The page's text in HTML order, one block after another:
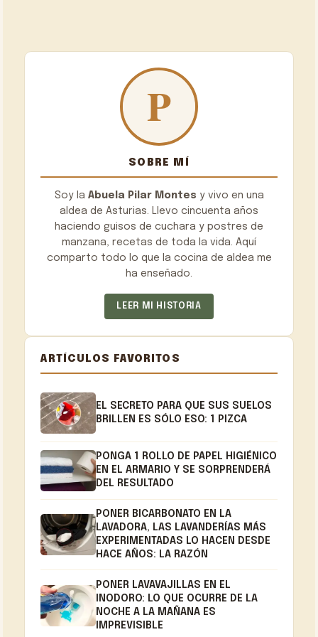
SOBRE MÍ
Soy la Abuela Pilar Montes y vivo en una
aldea de Asturias. Llevo cincuenta años
haciendo guisos de cuchara y postres de
manzana, recetas de toda la vida. Aquí
comparto todo lo que la cocina de aldea me
ha enseñado.
LEER MI HISTORIA
ARTÍCULOS FAVORITOS
EL SECRETO PARA QUE SUS SUELOS
BRILLEN ES SÓLO ESO: 1 PIZCA
PONGA 1 ROLLO DE PAPEL HIGIÉNICO
EN EL ARMARIO Y SE SORPRENDERÁ
DEL RESULTADO
PONER BICARBONATO EN LA
LAVADORA, LAS LAVANDERÍAS MÁS
EXPERIMENTADAS LO HACEN DESDE
HACE AÑOS: LA RAZÓN
PONER LAVAVAJILLAS EN EL
INODORO: LO QUE OCURRE DE LA
NOCHE A LA MAÑANA ES
IMPREVISIBLE